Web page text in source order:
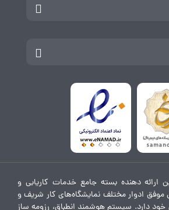
ارائه دهنده بسته جامع خدمات کاریابی و
موفق ادوار مختلف نمایشگاه‌های کار شریف و
خود دارد. سیستم هوشمند انطباق، رزومه ساز